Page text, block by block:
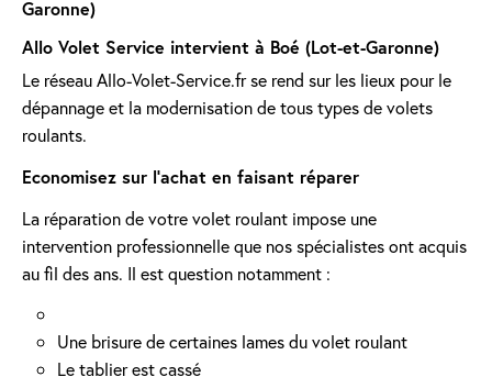
Garonne)
Allo Volet Service intervient à Boé (Lot-et-Garonne)
Le réseau Allo-Volet-Service.fr se rend sur les lieux pour le
dépannage et la modernisation de tous types de volets
roulants.
Economisez sur l'achat en faisant réparer
La réparation de votre volet roulant impose une
intervention professionnelle que nos spécialistes ont acquis
au fil des ans. Il est question notamment :
Une brisure de certaines lames du volet roulant
Le tablier est cassé